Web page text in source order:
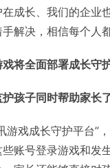
成长、我们的企业
解决，相信每个人
将全面部署成长守
孩子同时帮助家长
游戏成长守护平台”
账号登录游戏和发